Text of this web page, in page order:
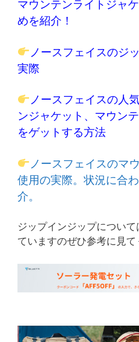
マウンテンライトジャ
めを紹介！
ノースフェイスのジ
実際
ノースフェイスの人
ンジャケット、マウン
をゲットする方法
ノースフェイスのマ
使用の実際。状況に合
介。
ジップインジップについ
ていますのぜひ参考に見て